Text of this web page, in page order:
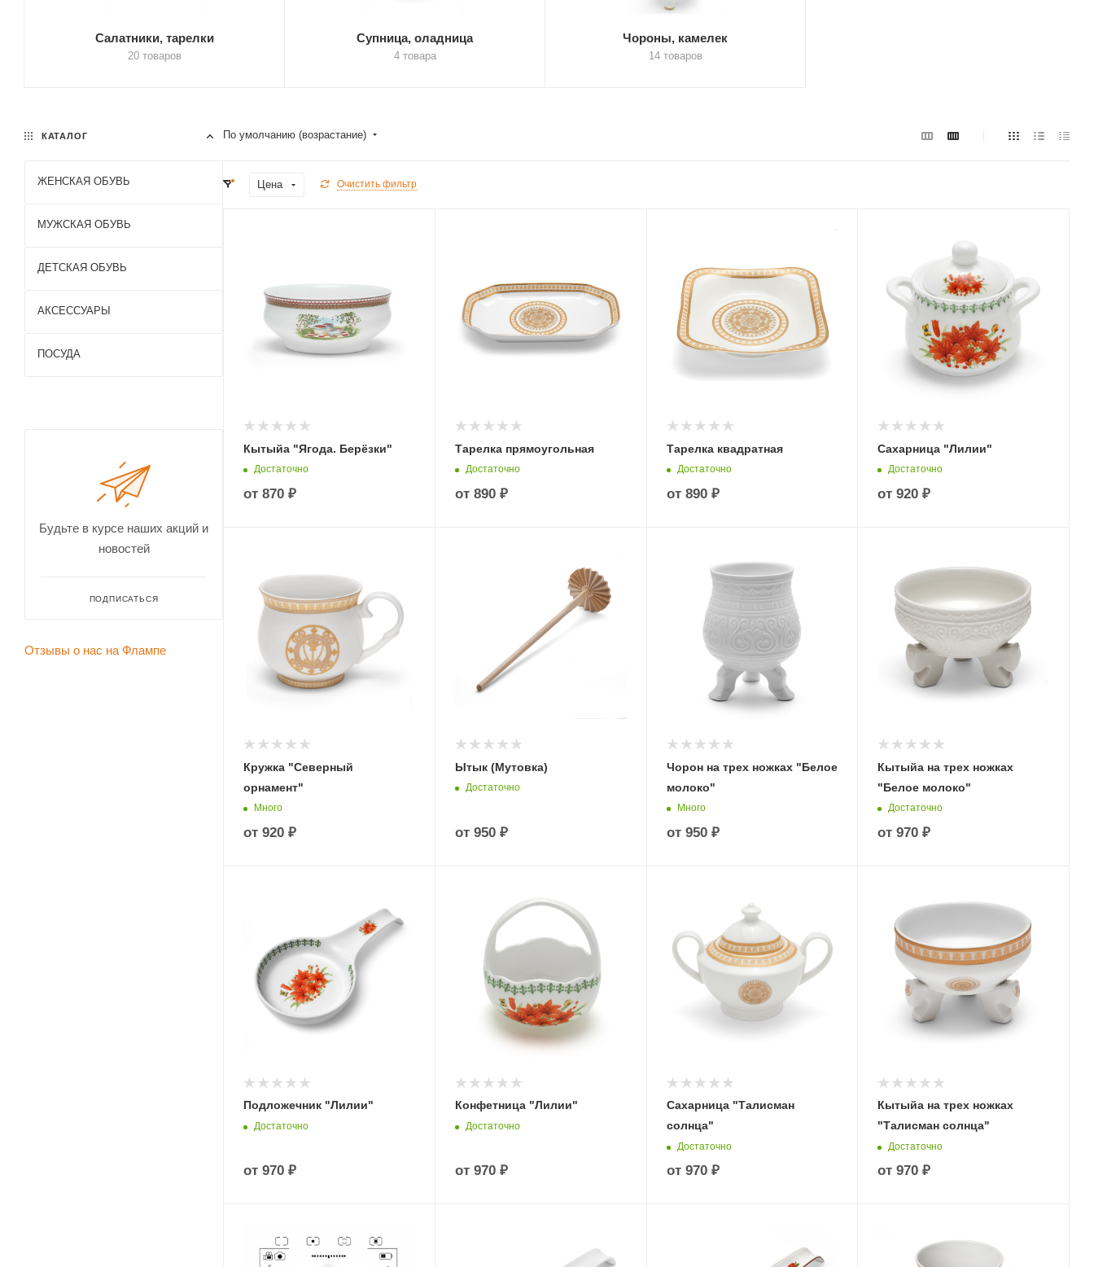
Салатники, тарелки
20 товаров
Супница, оладница
4 товара
Чороны, камелек
14 товаров
По умолчанию (возрастание)
Цена Очистить фильтр
Кытыйа "Ягода. Берёзки"
Достаточно
от 870 ₽
Тарелка прямоугольная
Достаточно
от 890 ₽
Тарелка квадратная
Достаточно
от 890 ₽
Сахарница "Лилии"
Достаточно
от920 ₽
Кружка "Северный
орнамент"
Много
от 920 ₽
Ытык (Мутовка)
Достаточно
от 950 ₽
Чорон на трех ножках "Белое
молоко"
Много
от 950 ₽
Кытыйа на трех ножках
"Белое молоко"
Достаточно
от970 ₽
Подложечник "Лилии"
Достаточно
от 970 ₽
Конфетница "Лилии"
Достаточно
от 970 ₽
Сахарница "Талисман
солнца"
Достаточно
от 970 ₽
Кытыйа на трех ножках
"Талисман солнца"
Достаточно
от970 ₽
КАТАЛОГ
ЖЕНСКАЯ ОБУВЬ
МУЖСКАЯ ОБУВЬ
ДЕТСКАЯ ОБУВЬ
АКСЕССУАРЫ
ПОСУДА
Будьте в курсе наших акций и
новостей
ПОДПИСАТЬСЯ
Отзывы о нас на Флампе